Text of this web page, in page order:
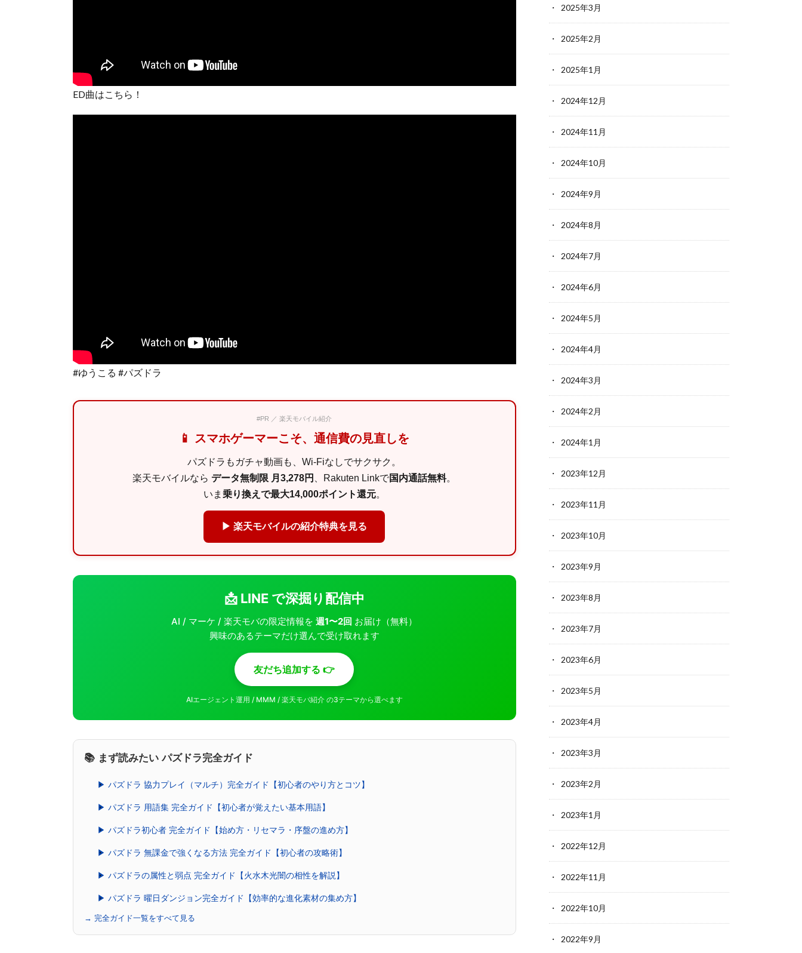
ED曲はこちら！
#ゆうこる #パズドラ
#PR ／ 楽天モバイル紹介
📱 スマホゲーマーこそ、通信費の見直しを
パズドラもガチャ動画も、Wi-Fiなしでサクサク。
楽天モバイルなら データ無制限 月3,278円 、Rakuten Linkで国内通話無料。
いま 乗り換えで最大14,000ポイント還元。
▶ 楽天モバイルの紹介特典を見る
📩 LINE で深掘り配信中
AI / マーケ / 楽天モバの限定情報を週1〜2回 お届け（無料）
興味のあるテーマだけ選んで受け取れます
友だち追加する 👉
AIエージェント運用 / MMM / 楽天モバ紹介 の3テーマから選べます
📚 まず読みたい パズドラ完全ガイド
▶ パズドラ 協力プレイ（マルチ）完全ガイド【初心者のやり方とコツ】
▶ パズドラ 用語集 完全ガイド【初心者が覚えたい基本用語】
▶ パズドラ初心者 完全ガイド【始め方・リセマラ・序盤の進め方】
▶ パズドラ 無課金で強くなる方法 完全ガイド【初心者の攻略術】
▶ パズドラの属性と弱点 完全ガイド【火水木光闇の相性を解説】
▶ パズドラ 曜日ダンジョン完全ガイド【効率的な進化素材の集め方】
→ 完全ガイド一覧をすべて見る
2025年3月
2025年2月
2025年1月
2024年12月
2024年11月
2024年10月
2024年9月
2024年8月
2024年7月
2024年6月
2024年5月
2024年4月
2024年3月
2024年2月
2024年1月
2023年12月
2023年11月
2023年10月
2023年9月
2023年8月
2023年7月
2023年6月
2023年5月
2023年4月
2023年3月
2023年2月
2023年1月
2022年12月
2022年11月
2022年10月
2022年9月